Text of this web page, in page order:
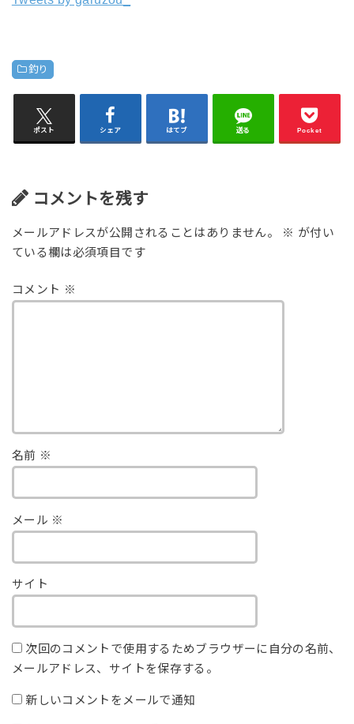
釣り
ポスト シェア はてブ 送る Pocket
コメントを残す
メールアドレスが公開されることはありません。 ※ が付い
ている欄は必須項目です
コメント ※
名前 ※
メール ※
サイト
次回のコメントで使用するためブラウザーに自分の名前、
メールアドレス、サイトを保存する。
新しいコメントをメールで通知